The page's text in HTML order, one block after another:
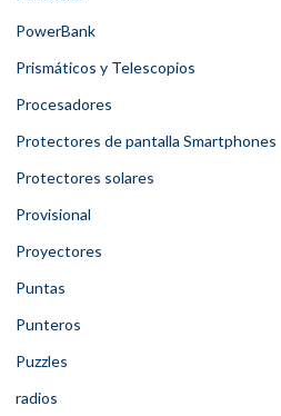
PowerBank
Prismáticos y Telescopios
Procesadores
Protectores de pantalla Smartphones
Protectores solares
Provisional
Proyectores
Puntas
Punteros
Puzzles
radios